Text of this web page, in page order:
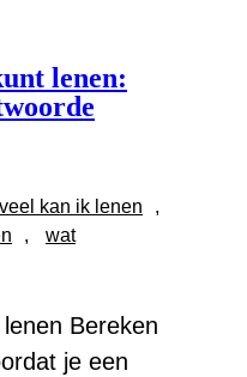
lenen:
kan ik lenen
, wat
Bereken
je een